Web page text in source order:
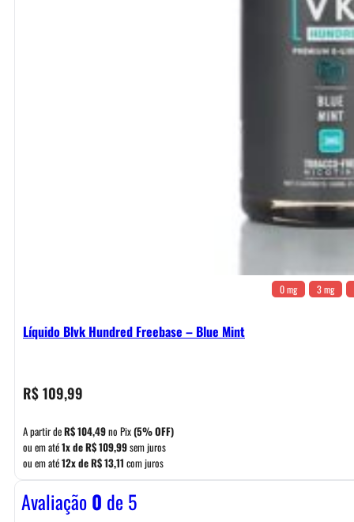
0 mg 3 mg
Líquido Blvk Hundred Freebase – Blue Mint
R$109,99
A partir deR$104,49no Pix(5% OFF)
ou em até1x deR$109,99sem juros
ou em até12x deR$13,11 com juros
Avaliação0 de 5